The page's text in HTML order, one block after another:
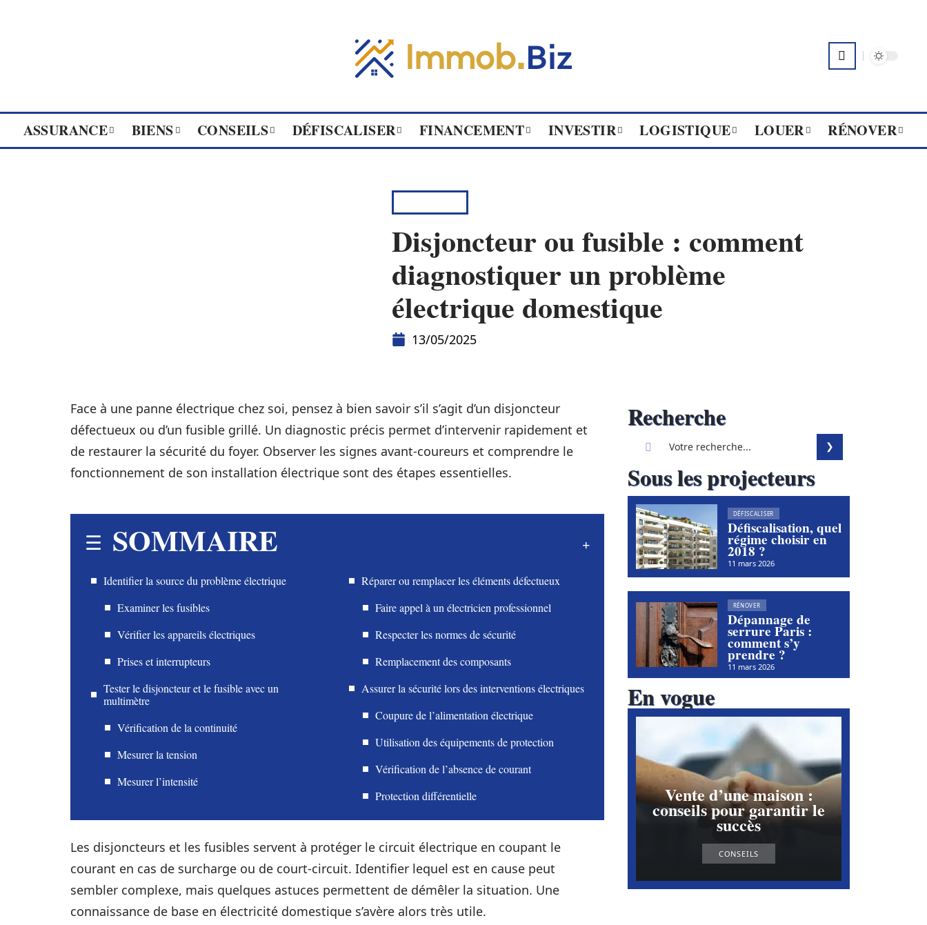
ASSURANCE BIENS CONSEILS DÉFISCALISER FINANCEMENT INVESTIR LOGISTIQUE LOUER RÉNOVER
Disjoncteur ou fusible : comment
diagnostiquer un problème
électrique domestique
13/05/2025
Face à une panne électrique chez soi, pensez à bien savoir s’il s’agit d’un disjoncteur
défectueux ou d’un fusible grillé. Un diagnostic précis permet d’intervenir rapidement et
de restaurer la sécurité du foyer. Observer les signes avant-coureurs et comprendre le
fonctionnement de son installation électrique sont des étapes essentielles.
SOMMAIRE
Identifier la source du problème électrique
Examiner les fusibles
Vérifier les appareils électriques
Prises et interrupteurs
Tester le disjoncteur et le fusible avec un
multimètre
Vérification de la continuité
Mesurer la tension
Mesurer l’intensité
Réparer ou remplacer les éléments défectueux
Faire appel à un électricien professionnel
Respecter les normes de sécurité
Remplacement des composants
Assurer la sécurité lors des interventions électriques
Coupure de l’alimentation électrique
Utilisation des équipements de protection
Vérification de l’absence de courant
Protection différentielle
Les disjoncteurs et les fusibles servent à protéger le circuit électrique en coupant le
courant en cas de surcharge ou de court-circuit. Identifier lequel est en cause peut
sembler complexe, mais quelques astuces permettent de démêler la situation. Une
connaissance de base en électricité domestique s’avère alors très utile.
Recherche
Sous les projecteurs
DÉFISCALISER
Défiscalisation, quel
régime choisir en
2018 ?
11 mars 2026
RÉNOVER
Dépannage de
serrure Paris :
comment s’y
prendre ?
11 mars 2026
En vogue
Vente d’une maison :
conseils pour garantir le
succès
CONSEILS